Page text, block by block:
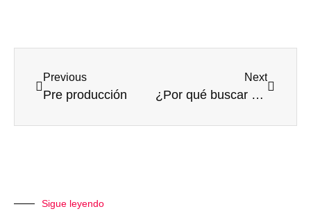
Previous
Pre producción
Next
¿Por qué buscar una casa productora de video para tu negocio?
Sigue leyendo